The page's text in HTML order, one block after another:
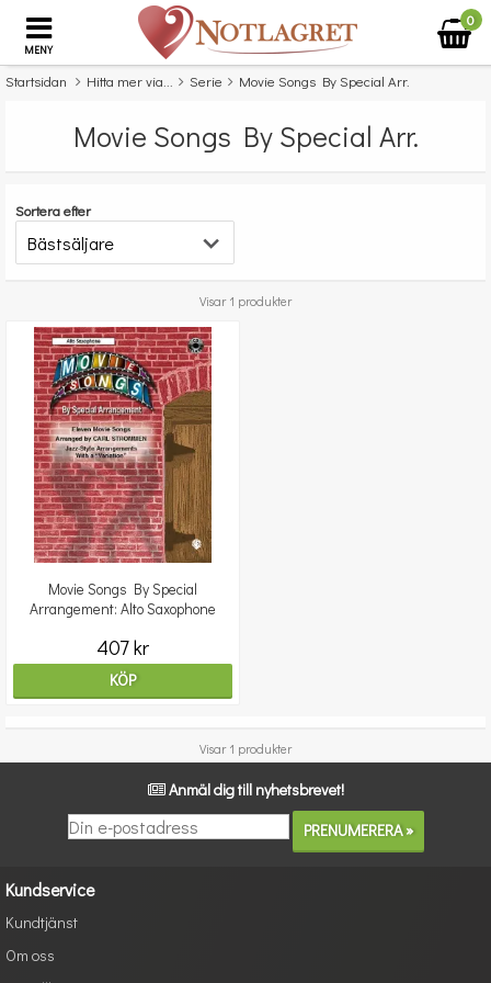
MENY
0
Startsidan Hitta mer via... Serie Movie Songs By Special Arr.
Movie Songs By Special Arr.
Sortera efter
Visar 1 produkter
Movie Songs By Special
Arrangement: Alto Saxophone
407 kr
KÖP
Visar 1 produkter
Anmäl dig till nyhetsbrevet!
Kundservice
Kundtjänst
Om oss